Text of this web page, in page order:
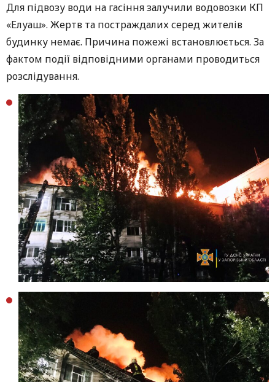
Для підвозу води на гасіння залучили водовозки КП
«Елуаш». Жертв та постраждалих серед жителів
будинку немає. Причина пожежі встановлюється. За
фактом події відповідними органами проводиться
розслідування.